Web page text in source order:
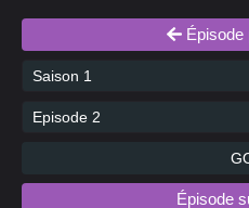
Épisode
Épisode